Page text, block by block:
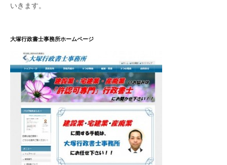
いきます。
大塚行政書士事務所ホームページ